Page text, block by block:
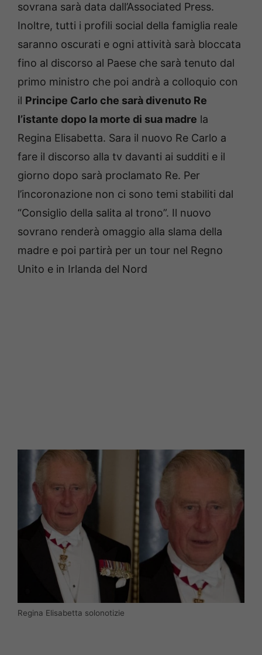
sovrana sarà data dall’Associated Press.
Inoltre, tutti i profili social della famiglia reale
saranno oscurati e ogni attività sarà bloccata
fino al discorso al Paese che sarà tenuto dal
primo ministro che poi andrà a colloquio con
il Principe Carlo che sarà divenuto Re
l’istante dopo la morte di sua madre la
Regina Elisabetta. Sara il nuovo Re Carlo a
fare il discorso alla tv davanti ai sudditi e il
giorno dopo sarà proclamato Re. Per
l’incoronazione non ci sono temi stabiliti dal
“Consiglio della salita al trono”. Il nuovo
sovrano renderà omaggio alla slama della
madre e poi partirà per un tour nel Regno
Unito e in Irlanda del Nord
Regina Elisabetta solonotizie